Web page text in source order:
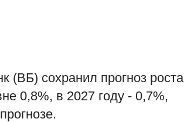
(ВБ) сохранил прогноз роста
0,8%, в 2027 году - 0,7%,